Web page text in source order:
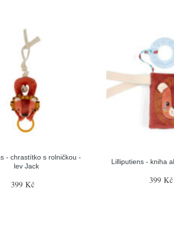
- chrastítko s rolničkou -
lev Jack
399 Kč
Lilliputiens - kniha
399 Kč